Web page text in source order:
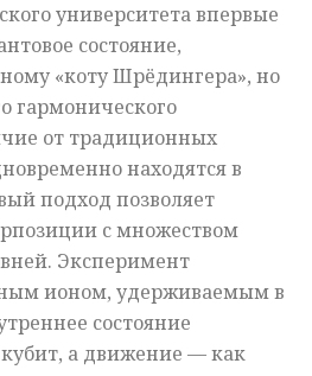
университета впервые
состояние,
«коту Шрёдингера», но
гармонического
от традиционных
находятся в
подход позволяет
с множеством
Эксперимент
ионом, удерживаемым в
состояние
кубит, а движение — как